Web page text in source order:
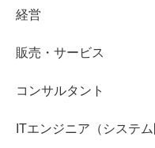
経営
販売・サービス
コンサルタント
ITエンジニア（システ